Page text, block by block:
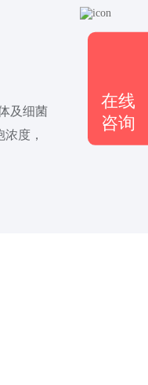
及细菌
度，
在线
咨询